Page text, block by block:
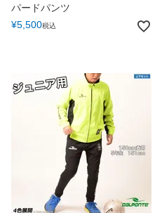
パードパンツ
¥5,500税込